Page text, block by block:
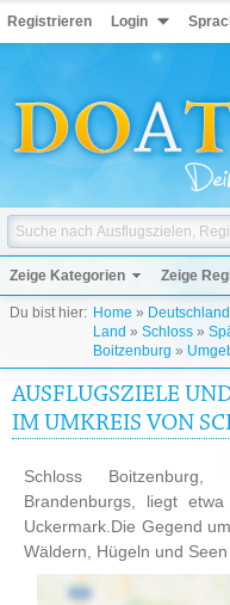
Registrieren Login
Zeige Kategorien Zeige
Du bist hier: Home » Deutschland
Land » Schloss »
Boitzenburg »
AUSFLUGSZIELE
IM UMKREIS VON
Schloss
Brandenburgs, liegt
Uckermark.Die Gegend
Wäldern, Hügeln und Seen